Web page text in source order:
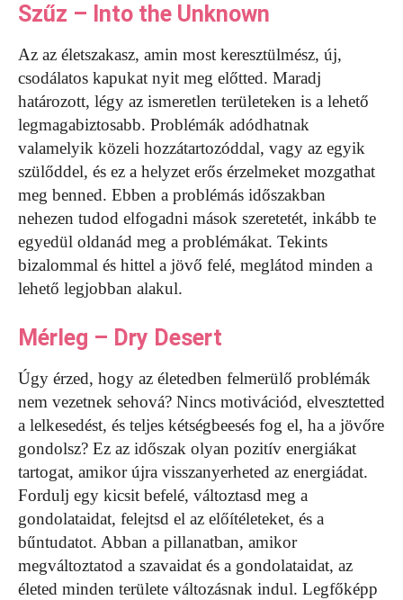
Szűz – Into the Unknown
Az az életszakasz, amin most keresztülmész, új,
csodálatos kapukat nyit meg előtted. Maradj
határozott, légy az ismeretlen területeken is a lehető
legmagabiztosabb. Problémák adódhatnak
valamelyik közeli hozzátartozóddal, vagy az egyik
szülőddel, és ez a helyzet erős érzelmeket mozgathat
meg benned. Ebben a problémás időszakban
nehezen tudod elfogadni mások szeretetét, inkább te
egyedül oldanád meg a problémákat. Tekints
bizalommal és hittel a jövő felé, meglátod minden a
lehető legjobban alakul.
Mérleg – Dry Desert
Úgy érzed, hogy az életedben felmerülő problémák
nem vezetnek sehová? Nincs motivációd, elvesztetted
a lelkesedést, és teljes kétségbeesés fog el, ha a jövőre
gondolsz? Ez az időszak olyan pozitív energiákat
tartogat, amikor újra visszanyerheted az energiádat.
Fordulj egy kicsit befelé, változtasd meg a
gondolataidat, felejtsd el az előítéleteket, és a
bűntudatot. Abban a pillanatban, amikor
megváltoztatod a szavaidat és a gondolataidat, az
életed minden területe változásnak indul. Legfőképp